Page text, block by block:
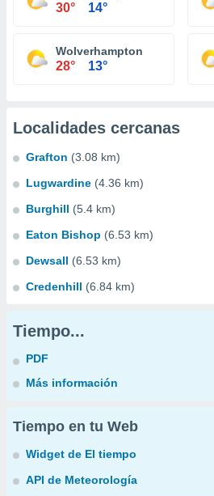
30° 14°
Wolverhampton
28° 13°
Localidades cercanas
Grafton (3.08 km)
Lugwardine (4.36 km)
Burghill (5.4 km)
Eaton Bishop (6.53 km)
Dewsall (6.53 km)
Credenhill (6.84 km)
Tiempo...
PDF
Más información
Tiempo en tu Web
Widget de El tiempo
API de Meteorología